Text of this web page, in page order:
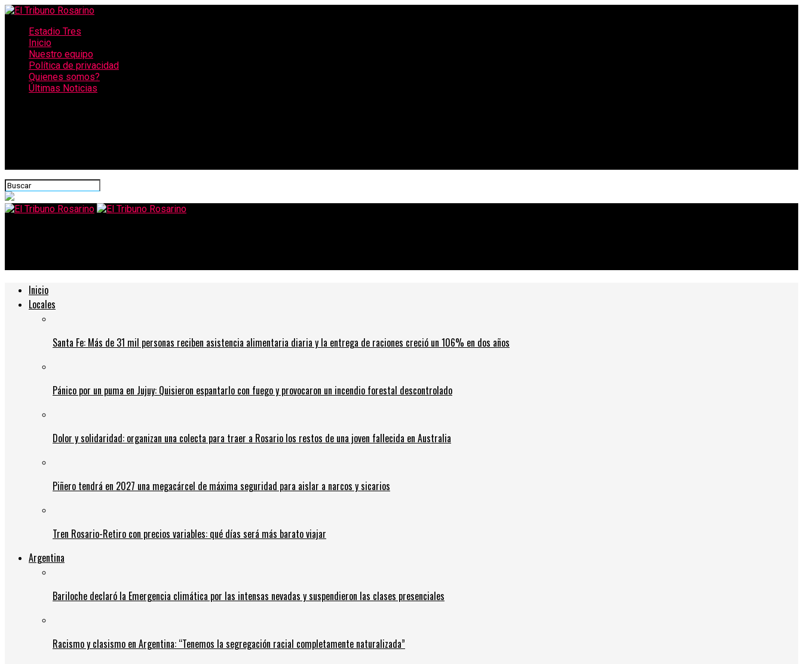
Estadio Tres
Inicio
Nuestro equipo
Política de privacidad
Quienes somos?
Últimas Noticias
Inicio
Locales
Santa Fe: Más de 31 mil personas reciben asistencia alimentaria diaria y la entrega de raciones creció un 106% en dos años
Pánico por un puma en Jujuy: Quisieron espantarlo con fuego y provocaron un incendio forestal descontrolado
Dolor y solidaridad: organizan una colecta para traer a Rosario los restos de una joven fallecida en Australia
Piñero tendrá en 2027 una megacárcel de máxima seguridad para aislar a narcos y sicarios
Tren Rosario-Retiro con precios variables: qué días será más barato viajar
Argentina
Bariloche declaró la Emergencia climática por las intensas nevadas y suspendieron las clases presenciales
Racismo y clasismo en Argentina: “Tenemos la segregación racial completamente naturalizada”